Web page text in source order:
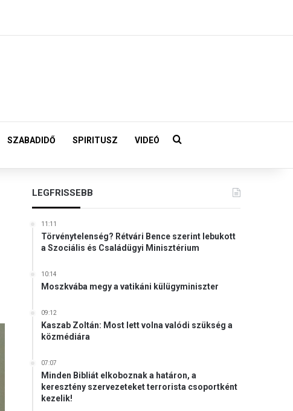
SZABADIDŐ SPIRITUSZ VIDEÓ Keresés:
LEGFRISSEBB
11:11
Törvénytelenség? Rétvári Bence szerint lebukott
a Szociális és Családügyi Minisztérium
10:14
Moszkvába megy a vatikáni külügyminiszter
09:12
Kaszab Zoltán: Most lett volna valódi szükség a
közmédiára
07:07
Minden Bibliát elkoboznak a határon, a
keresztény szervezeteket terrorista csoportként
kezelik!